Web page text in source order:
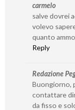
carmelo
salve dovrei
volevo
quanto
Reply
Redazione
Buongiorno,
contattare
da fisso e